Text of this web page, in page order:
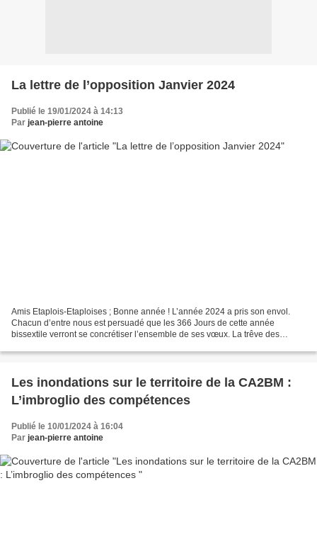
La lettre de l’opposition Janvier 2024
Publié le 19/01/2024 à 14:13
Par jean-pierre antoine
Amis Etaplois-Etaploises ; Bonne année ! L’année 2024 a pris son envol.
Chacun d’entre nous est persuadé que les 366 Jours de cette année
bissextile verront se concrétiser l’ensemble de ses vœux. La trêve des
Les inondations sur le territoire de la CA2BM :
L’imbroglio des compétences
Publié le 10/01/2024 à 16:04
Par jean-pierre antoine